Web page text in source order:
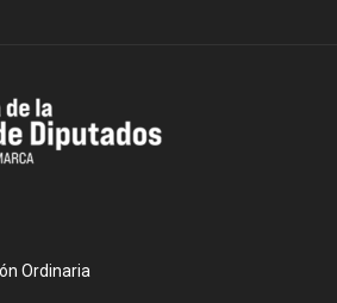
Ordinaria